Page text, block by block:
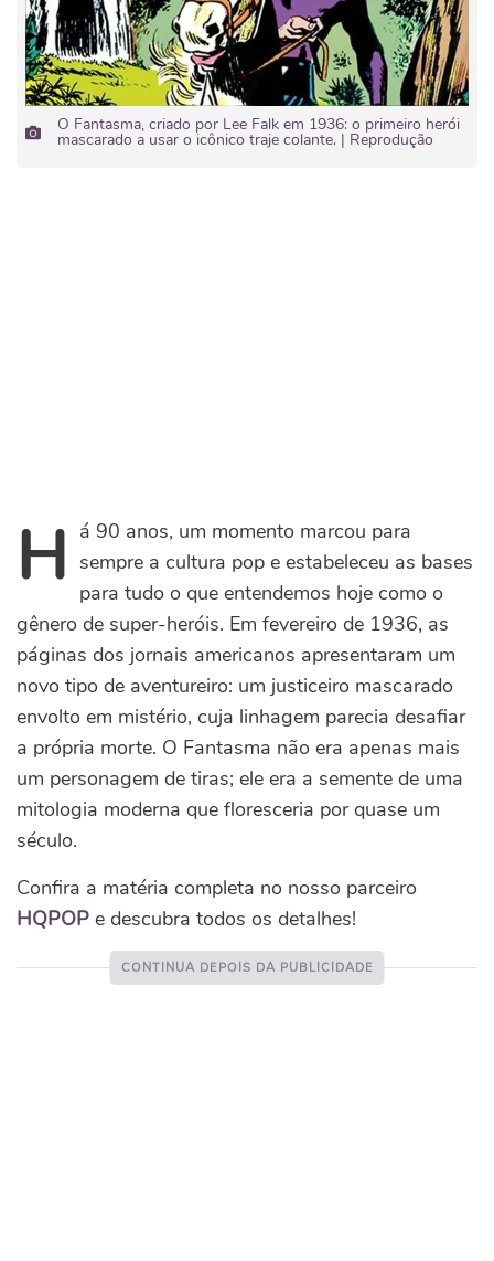
O Fantasma, criado por Lee Falk em 1936: o primeiro herói
mascarado a usar o icônico traje colante. | Reprodução
H á 90 anos, um momento marcou para
sempre a cultura pop e estabeleceu as bases
para tudo o que entendemos hoje como o
gênero de super-heróis. Em fevereiro de 1936, as
páginas dos jornais americanos apresentaram um
novo tipo de aventureiro: um justiceiro mascarado
envolto em mistério, cuja linhagem parecia desafiar
a própria morte. O Fantasma não era apenas mais
um personagem de tiras; ele era a semente de uma
mitologia moderna que floresceria por quase um
século.
Confira a matéria completa no nosso parceiro
HQPOP e descubra todos os detalhes!